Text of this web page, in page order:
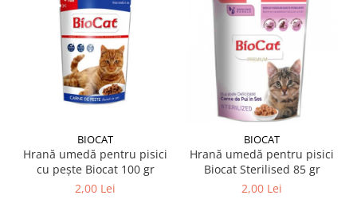
BIOCAT
Hrană umedă pentru pisici
cu pește Biocat 100 gr
2,00 Lei
BIOCAT
Hrană umedă pentru pisici
Biocat Sterilised 85 gr
2,00 Lei